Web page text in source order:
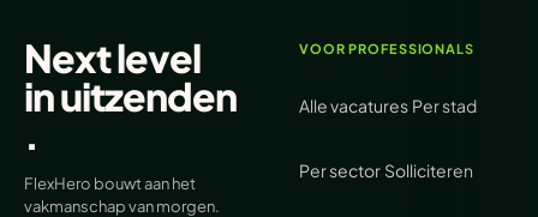
Next level
inuitzenden
.
FlexHero bouwt aan het
vakmanschap van morgen.
VOOR PROFESSIONALS
Alle vacatures Per stad
Per sector Solliciteren